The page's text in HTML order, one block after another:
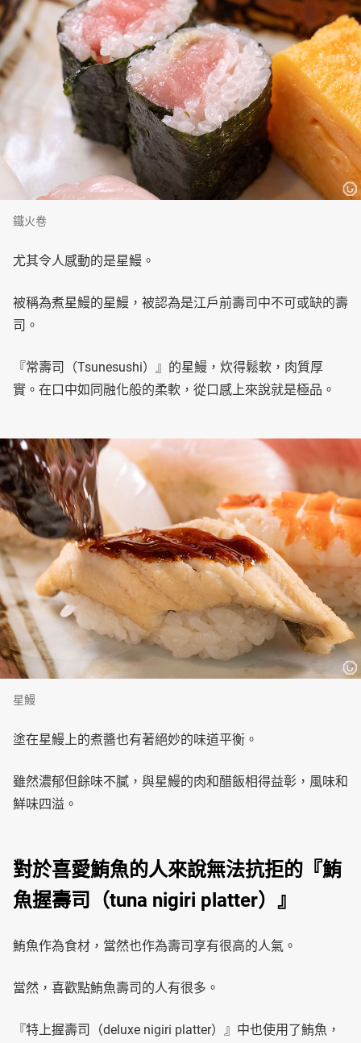
鐵火卷
尤其令人感動的是星鰻。
被稱為煮星鰻的星鰻，被認為是江戶前壽司中不可或缺的壽
司。
『常壽司（Tsunesushi）』的星鰻，炊得鬆軟，肉質厚
實。在口中如同融化般的柔軟，從口感上來說就是極品。
星鰻
塗在星鰻上的煮醬也有著絕妙的味道平衡。
雖然濃郁但餘味不膩，與星鰻的肉和醋飯相得益彰，風味和
鮮味四溢。
對於喜愛鮪魚的人來說無法抗拒的『鮪
魚握壽司（tuna nigiri platter）』
鮪魚作為食材，當然也作為壽司享有很高的人氣。
當然，喜歡點鮪魚壽司的人有很多。
『特上握壽司（deluxe nigiri platter）』中也使用了鮪魚，